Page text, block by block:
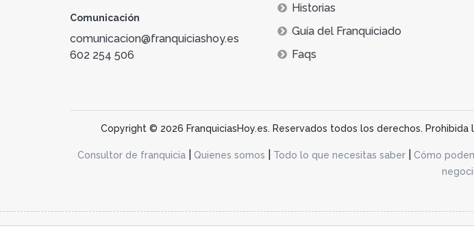
Comunicación
comunicacion@franquiciashoy.es
602 254 506
Historias
Guía del Franquiciado
Faqs
Copyright © 2026 FranquiciasHoy.es. Reservados todos los derechos.
Consultor de franquicia| Quienes somos Todo lo que necesitas saber| Cómo